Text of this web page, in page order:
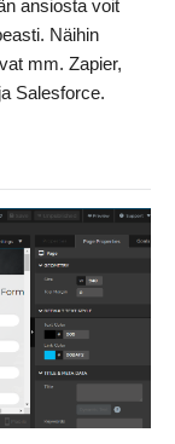
ansiosta voit
Näihin
mm. Zapier,
Salesforce.